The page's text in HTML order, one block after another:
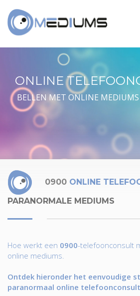
ONLINE
BELLEN MET ONLINE MEDIUMS
0900 ONLINE
PARANORMALE MEDIUMS
Hoe werkt een 0900-telefoonconsult
online mediums.
Ontdek hieronder het eenvoudige
paranormaal online